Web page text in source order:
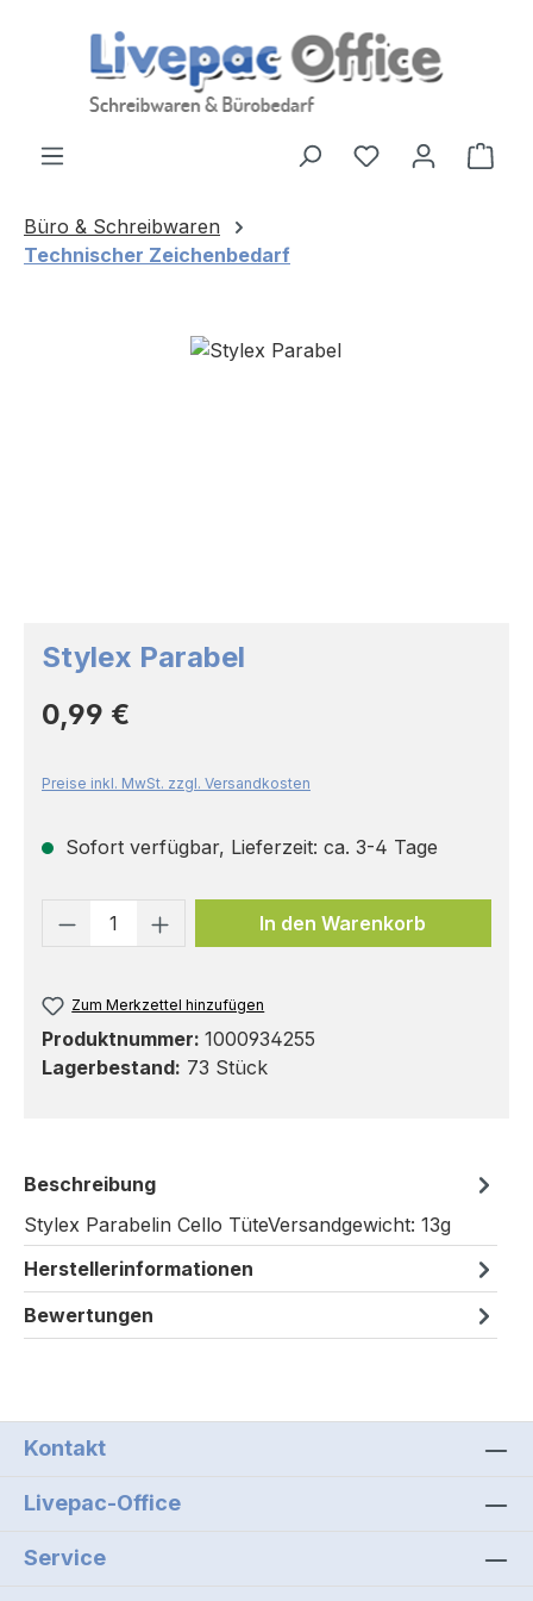
Zum Hauptinhalt springen
Büro & Schreibwaren
Technischer Zeichenbedarf
Bildergalerie überspringen
Stylex Parabel
Regulärer Preis:
0,99 €
Preise inkl. MwSt. zzgl. Versandkosten
Sofort verfügbar, Lieferzeit: ca. 3-4 Tage
Produkt Anzahl: Gib den
In den Warenkorb
Zum Merkzettel hinzufügen
Produktnummer: 1000934255
Lagerbestand: 73 Stück
Beschreibung
Stylex Parabelin Cello TüteVersandgewicht: 13g
Herstellerinformationen
Bewertungen
Kontakt
Livepac-Office
Service